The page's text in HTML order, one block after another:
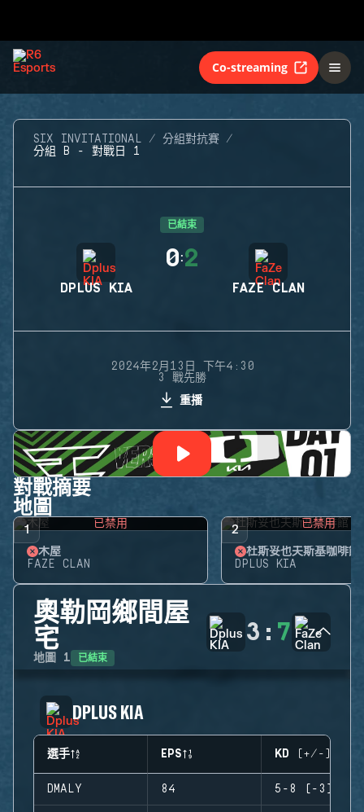
Co-streaming
SIX INVITATIONAL
分組對抗賽
分組 B - 對戰日 1
已結束
DPLUS KIA
0:2
FAZE CLAN
2024年2月13日 下午4:30
3 戰先勝
重播
對戰摘要
地圖
1 已禁用
木屋
FAZE CLAN
2 已禁用
杜斯妥也夫斯基咖啡館
DPLUS KIA
奧勒岡鄉間屋
宅
地圖 1 已結束
3 : 7
DPLUS KIA
選手 EPS KD (+/-)
DMALY 84 5-8 (-3)